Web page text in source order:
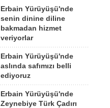
Erbain Yürüyüşü'nde
senin dinine diline
bakmadan hizmet
veriyorlar
Erbain Yürüyüşü'nde
aslında safımızı belli
ediyoruz
Erbain Yürüyüşü'nde
Zeynebiye Türk Çadırı